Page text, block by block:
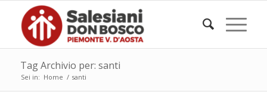
Tag Archivio per: santi
Sei in: Home / santi